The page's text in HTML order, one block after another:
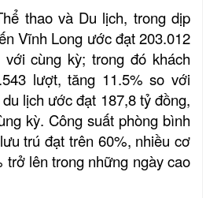
thao và Du lịch, trong dịp
Vĩnh Long ước đạt 203.012
cùng kỳ; trong đó khách
lượt, tăng 11.5% so với
lịch ước đạt 187,8 tỷ đồng,
kỳ. Công suất phòng bình
trú đạt trên 60%, nhiều cơ
lên trong những ngày cao